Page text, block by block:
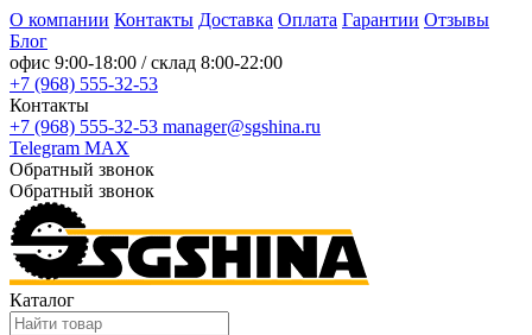
О компании Контакты Доставка Оплата Гарантии Отзывы
Блог
офис 9:00-18:00 / склад 8:00-22:00
+7 (968) 555-32-53
Контакты
+7 (968) 555-32-53 manager@sgshina.ru
Telegram MAX
Обратный звонок
Обратный звонок
Каталог